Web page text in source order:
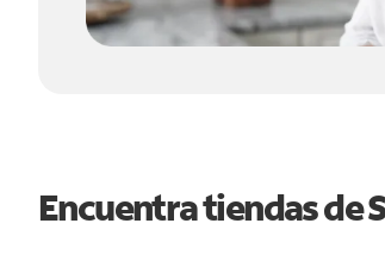
Encuentra tiendas de